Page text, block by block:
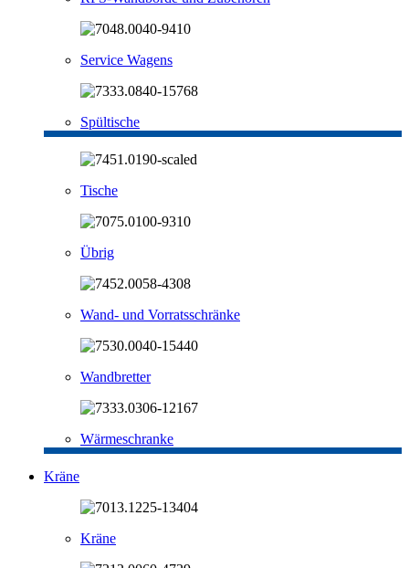
Service Wagens
Spültische
Tische
Übrig
Wand- und Vorratsschränke
Wandbretter
Wärmeschranke
Kräne
Kräne